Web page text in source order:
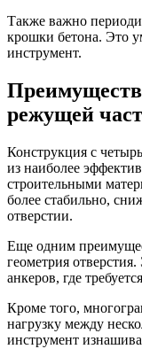
Также важно
крошки бетона. Это
инструмент.
режущей
Конструкция с
из наиболее
строительными
более стабильно,
отверстии.
Еще одним
геометрия
анкеров, где
Кроме того,
нагрузку между
инструмент